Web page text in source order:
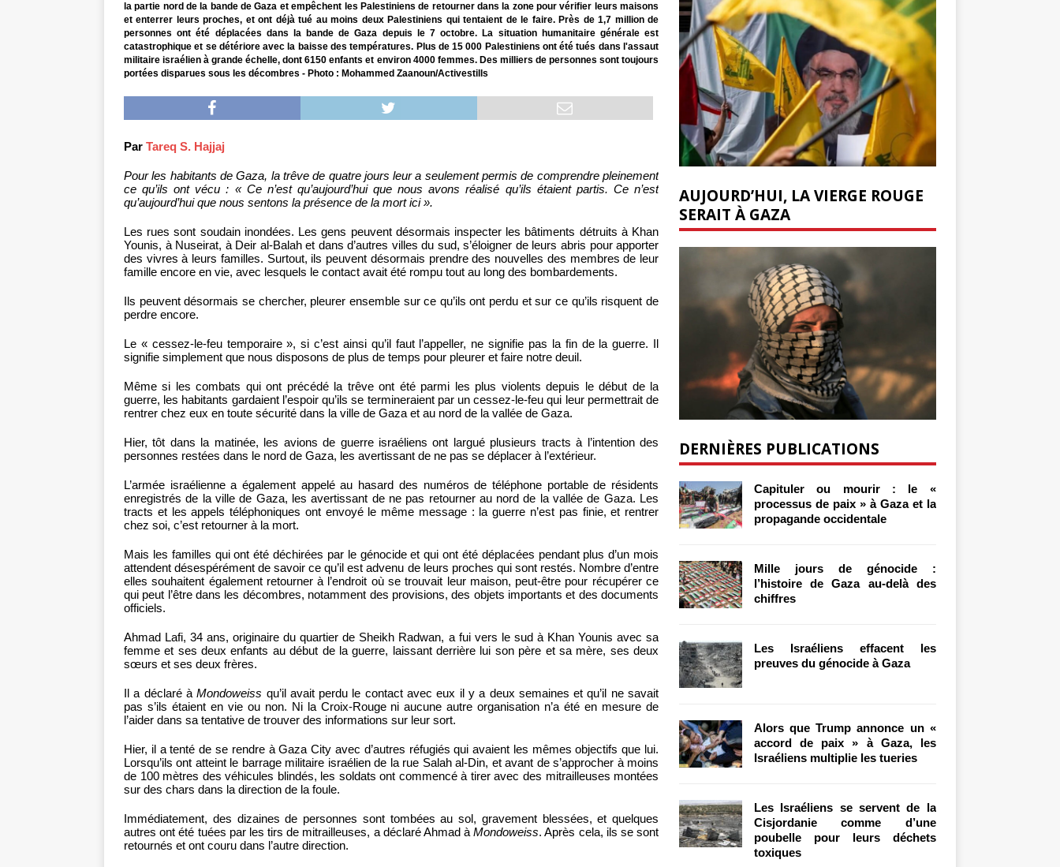
la partie nord de la bande de Gaza et empêchent les Palestiniens de retourner dans la zone pour vérifier leurs maisons
et enterrer leurs proches, et ont déjà tué au moins deux Palestiniens qui tentaient de le faire. Près de 1,7 million de
personnes ont été déplacées dans la bande de Gaza depuis le 7 octobre. La situation humanitaire générale est
catastrophique et se détériore avec la baisse des températures. Plus de 15 000 Palestiniens ont été tués dans l'assaut
militaire israélien à grande échelle, dont 6150 enfants et environ 4000 femmes. Des milliers de personnes sont toujours
portées disparues sous les décombres - Photo : Mohammed Zaanoun/Activestills
Par Tareq S. Hajjaj
Pour les habitants de Gaza, la trêve de quatre jours leur a seulement permis de comprendre pleinement
ce qu’ils ont vécu : « Ce n’est qu’aujourd’hui que nous avons réalisé qu’ils étaient partis. Ce n’est
qu’aujourd’hui que nous sentons la présence de la mort ici ».
Les rues sont soudain inondées. Les gens peuvent désormais inspecter les bâtiments détruits à Khan
Younis, à Nuseirat, à Deir al-Balah et dans d’autres villes du sud, s’éloigner de leurs abris pour apporter
des vivres à leurs familles. Surtout, ils peuvent désormais prendre des nouvelles des membres de leur
famille encore en vie, avec lesquels le contact avait été rompu tout au long des bombardements.
Ils peuvent désormais se chercher, pleurer ensemble sur ce qu’ils ont perdu et sur ce qu’ils risquent de
perdre encore.
Le « cessez-le-feu temporaire », si c’est ainsi qu’il faut l’appeller, ne signifie pas la fin de la guerre. Il
signifie simplement que nous disposons de plus de temps pour pleurer et faire notre deuil.
Même si les combats qui ont précédé la trêve ont été parmi les plus violents depuis le début de la
guerre, les habitants gardaient l’espoir qu’ils se termineraient par un cessez-le-feu qui leur permettrait de
rentrer chez eux en toute sécurité dans la ville de Gaza et au nord de la vallée de Gaza.
Hier, tôt dans la matinée, les avions de guerre israéliens ont largué plusieurs tracts à l’intention des
personnes restées dans le nord de Gaza, les avertissant de ne pas se déplacer à l’extérieur.
L’armée israélienne a également appelé au hasard des numéros de téléphone portable de résidents
enregistrés de la ville de Gaza, les avertissant de ne pas retourner au nord de la vallée de Gaza. Les
tracts et les appels téléphoniques ont envoyé le même message : la guerre n’est pas finie, et rentrer
chez soi, c’est retourner à la mort.
Mais les familles qui ont été déchirées par le génocide et qui ont été déplacées pendant plus d’un mois
attendent désespérément de savoir ce qu’il est advenu de leurs proches qui sont restés. Nombre d’entre
elles souhaitent également retourner à l’endroit où se trouvait leur maison, peut-être pour récupérer ce
qui peut l’être dans les décombres, notamment des provisions, des objets importants et des documents
officiels.
Ahmad Lafi, 34 ans, originaire du quartier de Sheikh Radwan, a fui vers le sud à Khan Younis avec sa
femme et ses deux enfants au début de la guerre, laissant derrière lui son père et sa mère, ses deux
sœurs et ses deux frères.
Il a déclaré àMondoweiss qu’il avait perdu le contact avec eux il y a deux semaines et qu’il ne savait
pas s’ils étaient en vie ou non. Ni la Croix-Rouge ni aucune autre organisation n’a été en mesure de
l’aider dans sa tentative de trouver des informations sur leur sort.
Hier, il a tenté de se rendre à Gaza City avec d’autres réfugiés qui avaient les mêmes objectifs que lui.
Lorsqu’ils ont atteint le barrage militaire israélien de la rue Salah al-Din, et avant de s’approcher à moins
de 100 mètres des véhicules blindés, les soldats ont commencé à tirer avec des mitrailleuses montées
sur des chars dans la direction de la foule.
Immédiatement, des dizaines de personnes sont tombées au sol, gravement blessées, et quelques
autres ont été tuées par les tirs de mitrailleuses, a déclaré Ahmad àMondoweiss. Après cela, ils se sont
retournés et ont couru dans l’autre direction.
AUJOURD’HUI, LA VIERGE ROUGE
SERAIT À GAZA
DERNIÈRES PUBLICATIONS
Capituler ou mourir : le «
processus de paix » à Gaza et la
propagande occidentale
Mille jours de génocide :
l’histoire de Gaza au-delà des
chiffres
Les Israéliens effacent les
preuves du génocide à Gaza
Alors que Trump annonce un «
accord de paix » à Gaza, les
Israéliens multiplie les tueries
Les Israéliens se servent de la
Cisjordanie comme d’une
poubelle pour leurs déchets
toxiques